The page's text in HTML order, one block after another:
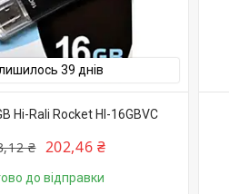
39 днів
Hi-Rali Rocket HI-16GBVC
₴ 202,46 ₴
до відправки